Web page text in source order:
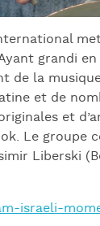
grandi
de la
et de
et
Le groupe
Liberski
israeli-